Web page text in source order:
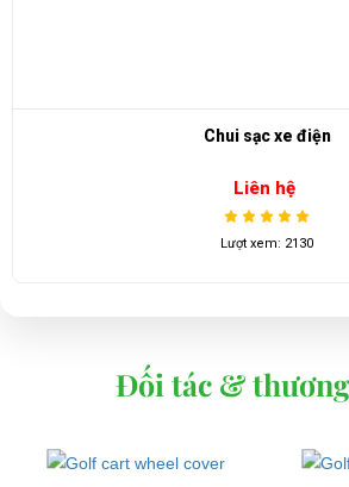
Chui sạc xe điện
Liên hệ
Lượt xem: 2130
Đối tác &